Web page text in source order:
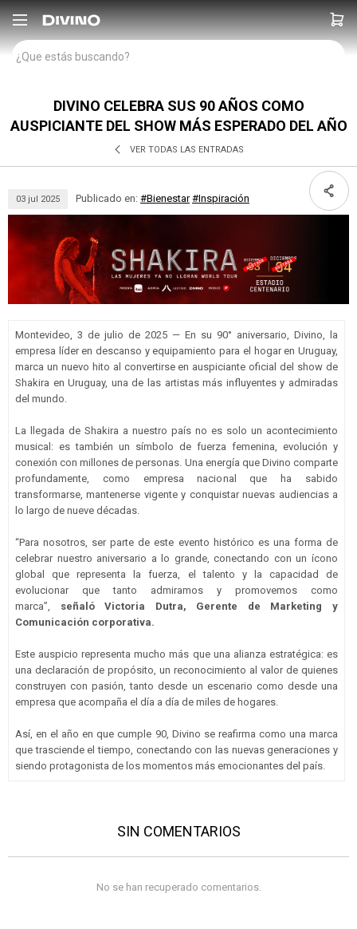

DIVINO CELEBRA SUS 90 AÑOS COMO
AUSPICIANTE DEL SHOW MÁS ESPERADO DEL AÑO
VER TODAS LAS ENTRADAS
03 jul 2025 Publicado en: #Bienestar #Inspiración
Montevideo, 3 de julio de 2025 — En su 90° aniversario, Divino, la
empresa líder en descanso y equipamiento para el hogar en Uruguay,
marca un nuevo hito al convertirse en auspiciante oficial del show de
Shakira en Uruguay, una de las artistas más influyentes y admiradas
del mundo.
La llegada de Shakira a nuestro país no es solo un acontecimiento
musical: es también un símbolo de fuerza femenina, evolución y
conexión con millones de personas. Una energía que Divino comparte
profundamente, como empresa nacional que ha sabido
transformarse, mantenerse vigente y conquistar nuevas audiencias a
lo largo de nueve décadas.
“Para nosotros, ser parte de este evento histórico es una forma de
celebrar nuestro aniversario a lo grande, conectando con un ícono
global que representa la fuerza, el talento y la capacidad de
evolucionar que tanto admiramos y promovemos como
marca”, señaló Victoria Dutra, Gerente de Marketing y
Comunicación corporativa.
Este auspicio representa mucho más que una alianza estratégica: es
una declaración de propósito, un reconocimiento al valor de quienes
construyen con pasión, tanto desde un escenario como desde una
empresa que acompaña el día a día de miles de hogares.
Así, en el año en que cumple 90, Divino se reafirma como una marca
que trasciende el tiempo, conectando con las nuevas generaciones y
siendo protagonista de los momentos más emocionantes del país.
SIN COMENTARIOS
No se han recuperado comentarios.